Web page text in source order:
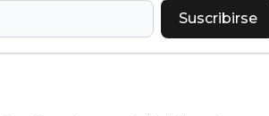
Suscribirse